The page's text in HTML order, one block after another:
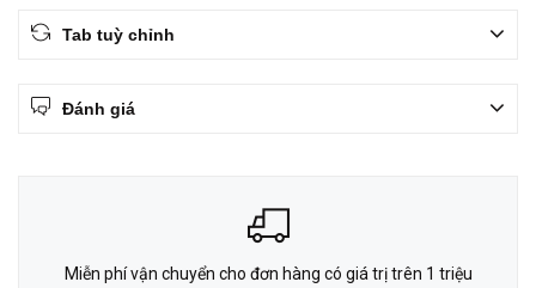
Tab tuỳ chỉnh
Đánh giá
Miễn phí vận chuyển cho đơn hàng có giá trị trên 1 triệu